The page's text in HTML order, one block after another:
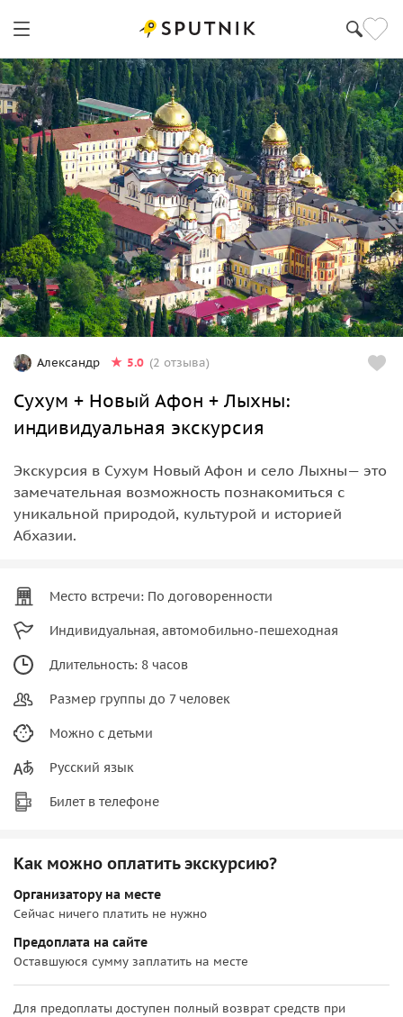
Александр 5.0 (2 отзыва)
Сухум + Новый Афон + Лыхны:
индивидуальная экскурсия
Экскурсия в Сухум Новый Афон и село Лыхны— это
замечательная возможность познакомиться с
уникальной природой, культурой и историей
Абхазии.
Место встречи: По договоренности
Индивидуальная, автомобильно-пешеходная
Длительность: 8 часов
Размер группы до 7 человек
Можно с детьми
Русский язык
Билет в телефоне
Как можно оплатить экскурсию?
Организатору на месте
Сейчас ничего платить не нужно
Предоплата на сайте
Оставшуюся сумму заплатить на месте
Для предоплаты доступен полный возврат средств при